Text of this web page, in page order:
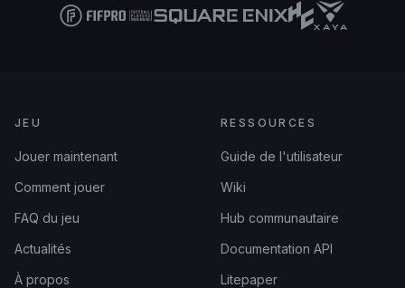
JEU
Jouer maintenant
Comment jouer
FAQ du jeu
Actualités
À propos
RESSOURCES
Guide de l'utilisateur
Wiki
Hub communautaire
Documentation API
Litepaper